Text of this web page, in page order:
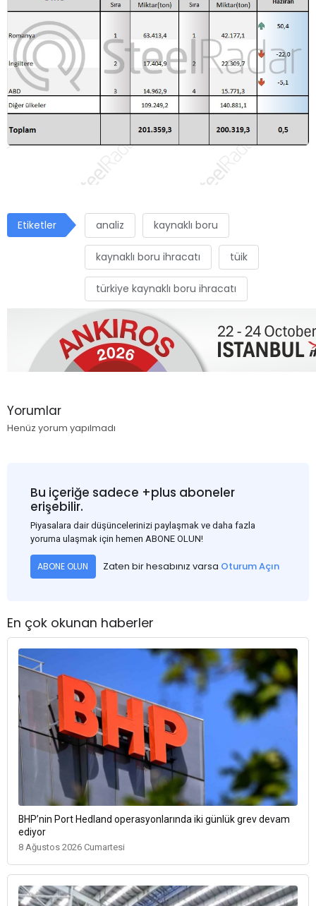
Etiketler analiz kaynaklı boru
kaynaklı boru ihracatı tüik
türkiye kaynaklı boru ihracatı
Yorumlar
Henüz yorum yapılmadı
Bu içeriğe sadece +plus aboneler
erişebilir.
Piyasalara dair düşüncelerinizi paylaşmak ve daha fazla
yoruma ulaşmak için hemen ABONE OLUN!
ABONE OLUN Zaten bir hesabınız varsa Oturum Açın
En çok okunan haberler
BHP’nin Port Hedland operasyonlarında iki günlük grev devam
ediyor
8 Ağustos 2026 Cumartesi